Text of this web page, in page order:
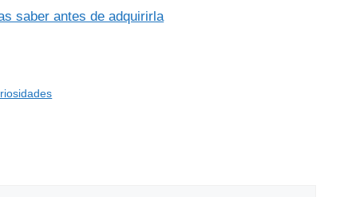
saber antes de adquirirla